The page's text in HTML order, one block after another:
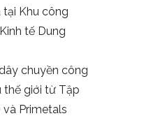
tại Khu công
tế Dung
chuyền công
thế giới từ Tập
Primetals